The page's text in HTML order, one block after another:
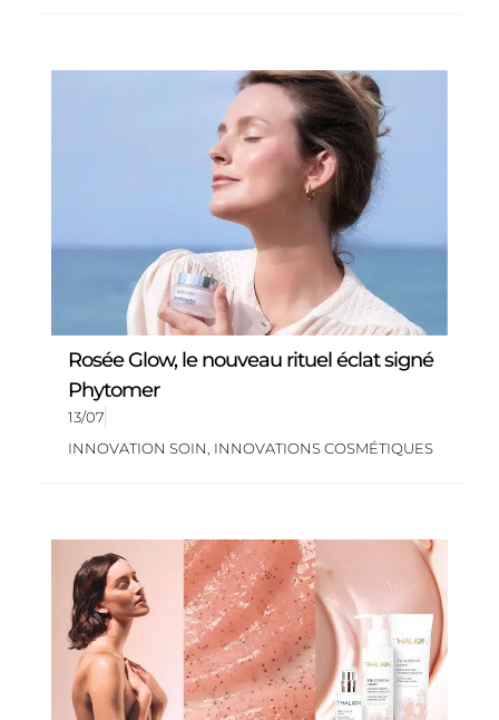
Rosée Glow, le nouveau rituel éclat signé
Phytomer
13/07
INNOVATION SOIN, INNOVATIONS COSMÉTIQUES